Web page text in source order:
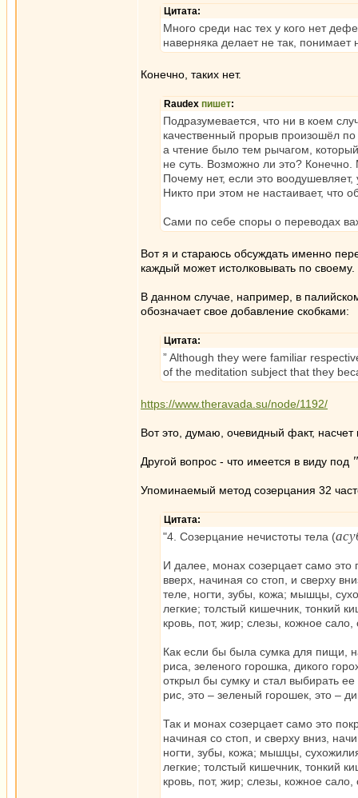
Цитата:
Много среди нас тех у кого нет
наверняка делает не так, понимает
Конечно, таких нет.
Raudex пишет:
Подразумевается, что ни в коем
качественный прорыв произошёл
а чтение было тем рычагом,
не суть. Возможно ли это?
Почему нет, если это
Никто при этом не настаивает, что
Сами по себе споры о переводах
Вот я и стараюсь обсуждать именно
каждый может истолковывать по своему.
В данном случае, например, в
обозначает свое добавление скобками:
Цитата:
” Although they were familiar
of the meditation subject that they
https://www.theravada.su/node/1192/
Вот это, думаю, очевидный факт, насчет
Другой вопрос - что имеется в виду под
Упоминаемый метод созерцания 32
Цитата:
"4. Созерцание нечистоты тела (
И далее, монах созерцает само это
вверх, начиная со стоп, и сверху
теле, ногти, зубы, кожа; мышцы,
легкие; толстый кишечник, тонкий
кровь, пот, жир; слезы, кожное
Как если бы была сумка для пищи,
риса, зеленого горошка, дикого
открыл бы сумку и стал выбирать
рис, это – зеленый горошек, это –
Так и монах созерцает само это
начиная со стоп, и сверху вниз,
ногти, зубы, кожа; мышцы,
легкие; толстый кишечник, тонкий
кровь, пот, жир; слезы, кожное